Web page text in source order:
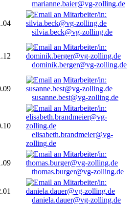
marianne.baier@vg-zolling.de
silvia.beck@vg-zolling.de
dominik.berger@vg-zolling.de
susanne.best@vg-zolling.de
elisabeth.brandmeier@vg-
zolling.de
thomas.burger@vg-zolling.de
daniela.dauer@vg-zolling.de